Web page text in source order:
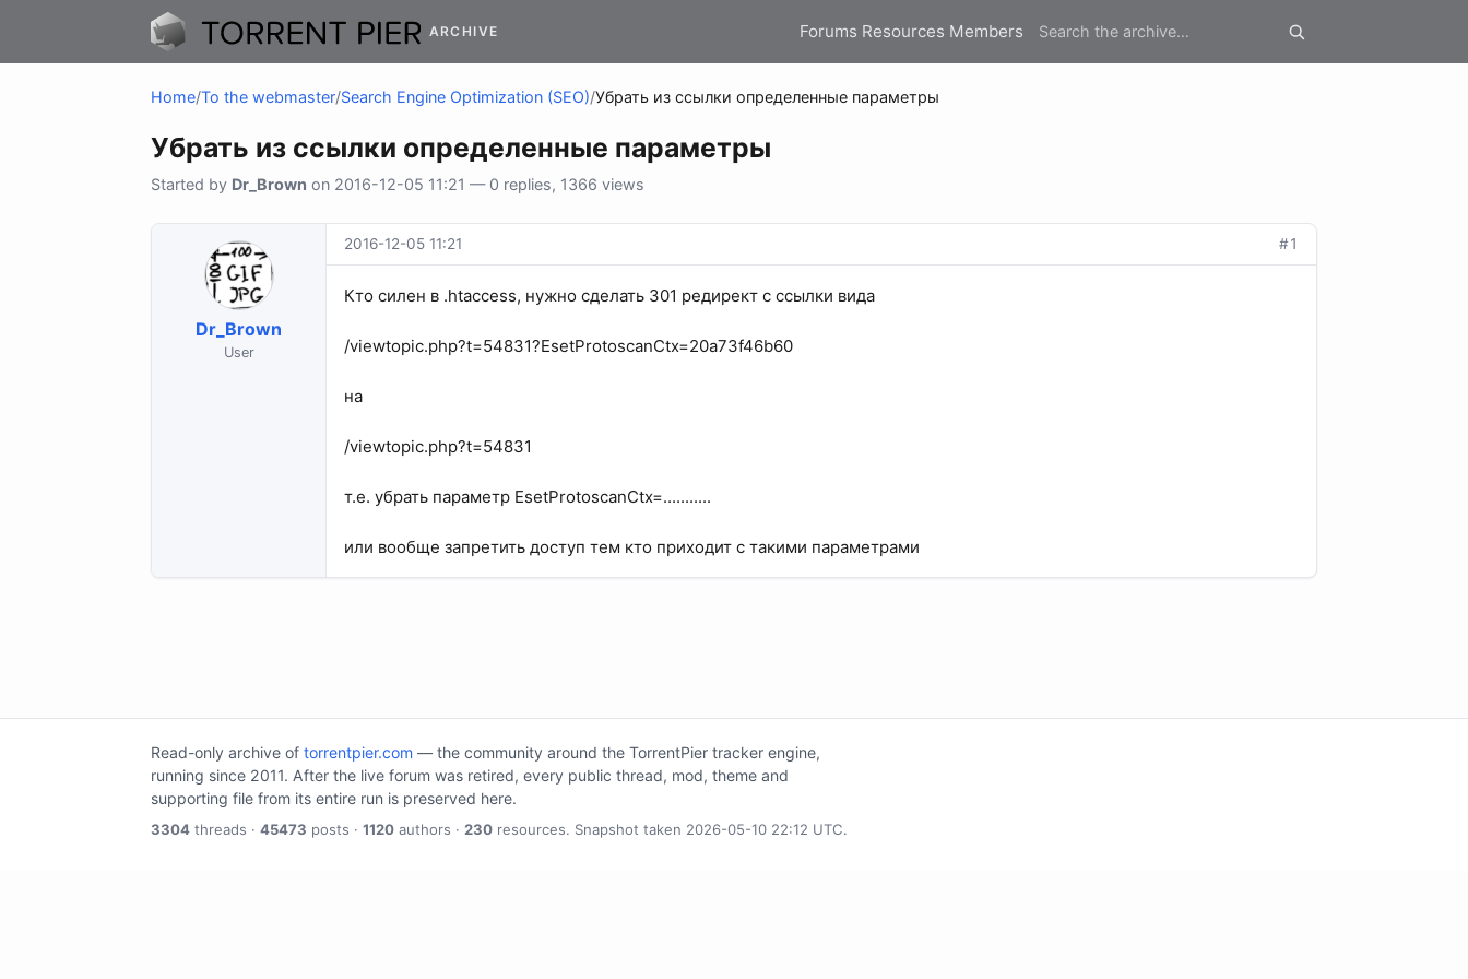
ARCHIVE Forums Resources Members
Home/To the webmaster/Search Engine Optimization (SEO)/Убрать из ссылки определенные параметры
Убрать из ссылки определенные параметры
Started by Dr_Brown on 2016-12-05 11:21 — 0 replies, 1366 views
Dr_Brown
User
2016-12-05 11:21 #1
Кто силен в .htaccess, нужно сделать 301 редирект с ссылки вида
/viewtopic.php?t=54831?EsetProtoscanCtx=20a73f46b60
на
/viewtopic.php?t=54831
т.е. убрать параметр EsetProtoscanCtx=...........
или вообще запретить доступ тем кто приходит с такими параметрами
Read-only archive of torrentpier.com — the community around the TorrentPier tracker engine,
running since 2011. After the live forum was retired, every public thread, mod, theme and
supporting file from its entire run is preserved here.
3304 threads · 45473 posts · 1120 authors · 230 resources. Snapshot taken 2026-05-10 22:12 UTC.